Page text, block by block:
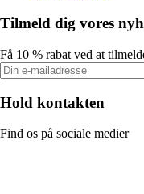
Tilmeld dig vores
Få 10 % rabat ved at
Hold kontakten
Find os på sociale medier